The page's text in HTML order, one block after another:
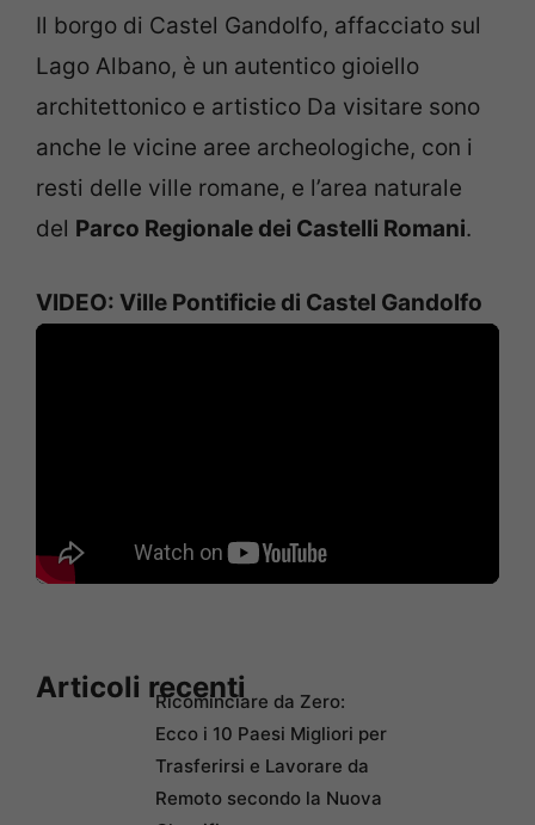
Il borgo di Castel Gandolfo, affacciato sul
Lago Albano, è un autentico gioiello
architettonico e artistico Da visitare sono
anche le vicine aree archeologiche, con i
resti delle ville romane, e l’area naturale
del Parco Regionale dei Castelli Romani.
VIDEO: Ville Pontificie di Castel Gandolfo
Articoli recentiRicominciare da Zero:
Ecco i 10 Paesi Migliori per
Trasferirsi e Lavorare da
Remoto secondo la Nuova